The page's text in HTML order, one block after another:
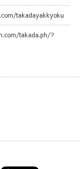
takadayakkyoku
takada.ph/?